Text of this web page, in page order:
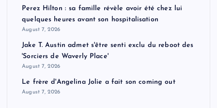
Perez Hilton : sa famille révèle avoir été chez lui
quelques heures avant son hospitalisation
August 7, 2026
Jake T. Austin admet s'être senti exclu du reboot des
'Sorciers de Waverly Place'
August 7, 2026
Le frère d'Angelina Jolie a fait son coming out
August 7, 2026